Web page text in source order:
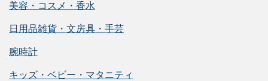
美容・コスメ・香水
日用品雑貨・文房具・手芸
腕時計
キッズ・ベビー・マタニティ